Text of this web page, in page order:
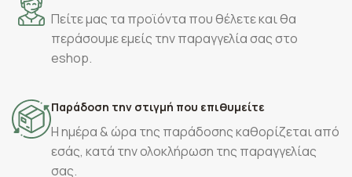
Πείτε μας τα προϊόντα που θέλετε και θα
περάσουμε εμείς την παραγγελία σας στο
eshop.
Παράδοση την στιγμή που επιθυμείτε
Η ημέρα & ώρα της παράδοσης καθορίζεται από
εσάς, κατά την ολοκλήρωση της παραγγελίας
σας.